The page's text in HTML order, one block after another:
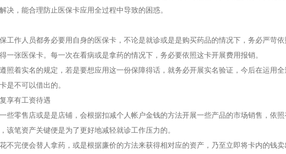
决，能合理防止医保卡应用全过程中导致的困惑。
工作人员都务必要用自身的医保卡，不论是就诊或是是购买药品的情况下，务必严苛依
一张医保卡。每一次在看病或是拿药的情况下，务必要依照这卡开展费用报销。
照着实名的规定，若是要想应用这一份保障得话，就务必开展实名验证，今后在运用
是不可以借出的。
享有工资待遇
些零售店或是是店铺，会根据扣减个人帐户金钱的方法开展一些产品的市场销售，依
该笔资产关键便是为了更好地减轻就诊工作压力的。
不完便会替人拿药，或是根据廉价的方法来获得相对应的资产，乃至立即将卡内的钱